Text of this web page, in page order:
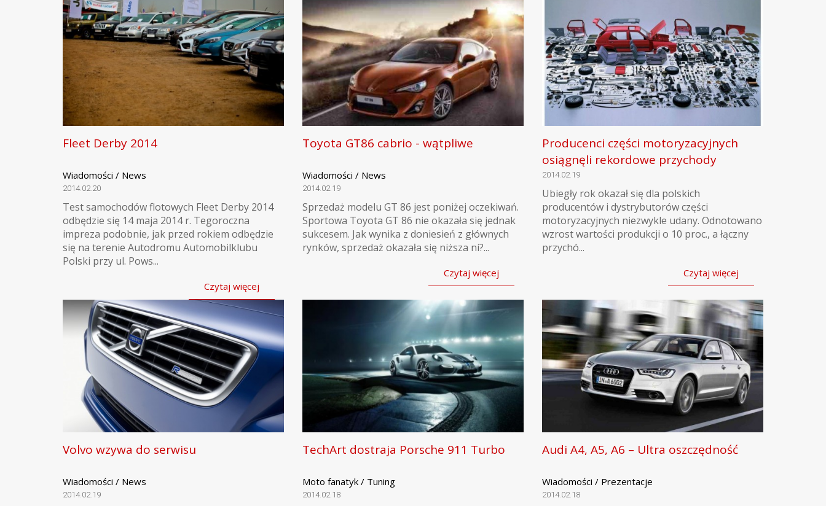
Fleet Derby 2014
Wiadomości / News
2014.02.20
Test samochodów flotowych Fleet Derby 2014
odbędzie się 14 maja 2014 r. Tegoroczna
impreza podobnie, jak przed rokiem odbędzie
się na terenie Autodromu Automobilklubu
Polski przy ul. Pows...
Czytaj więcej
Toyota GT86 cabrio - wątpliwe
Wiadomości / News
2014.02.19
Sprzedaż modelu GT 86 jest poniżej oczekiwań.
Sportowa Toyota GT 86 nie okazała się jednak
sukcesem. Jak wynika z doniesień z głównych
rynków, sprzedaż okazała się niższa ni?...
Czytaj więcej
Producenci części motoryzacyjnych
osiągnęli rekordowe przychody
2014.02.19
Ubiegły rok okazał się dla polskich
producentów i dystrybutorów części
motoryzacyjnych niezwykle udany. Odnotowano
wzrost wartości produkcji o 10 proc., a łączny
przychó...
Czytaj więcej
Volvo wzywa do serwisu
Wiadomości / News
2014.02.19
TechArt dostraja Porsche 911 Turbo
Moto fanatyk / Tuning
2014.02.18
Audi A4, A5, A6 – Ultra oszczędność
Wiadomości / Prezentacje
2014.02.18